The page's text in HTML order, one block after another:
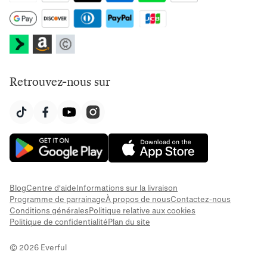
Retrouvez-nous sur
BlogCentre d'aideInformations sur la livraison
Programme de parrainageÀ propos de nousContactez-nous
Conditions généralesPolitique relative aux cookies
Politique de confidentialitéPlan du site
© 2026 Everful